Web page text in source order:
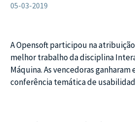
05-03-2019
A Opensoft participou na
melhor trabalho da disciplina
Máquina. As vencedoras ganharam
conferência temática de